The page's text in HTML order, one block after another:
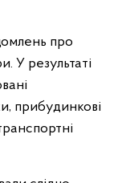
про
У результаті
прибудинкові